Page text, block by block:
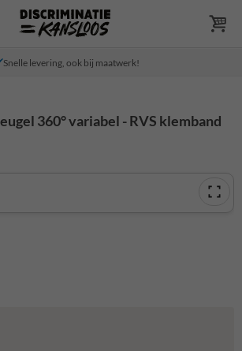
Snelle levering, ook bij maatwerk!
360° variabel - RVS klemband